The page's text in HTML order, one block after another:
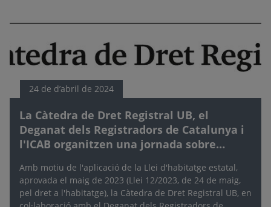
24 de d’abril de 2024
La Càtedra de Dret Registral UB, el
Deganat dels Registradors de Catalunya i
l'ICAB organitzen una jornada sobre
Catalunya i els grans tenidors
Amb motiu de l'aplicació de la Llei d'habitatge estatal,
aprovada el maig de 2023 (Llei 12/2023, de 24 de maig,
pel dret a l'habitatge), la Càtedra de Dret Registral UB, en